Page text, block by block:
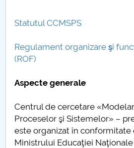
Evenimente CUP
Accesibilitate pentru studenții
privind implementarea Planului
2024
Parteneri CUP
Centrul de Consiliere și
Statutul CCMSPS
Regulament organizareşi func
(ROF)
Aspecte generale
Centrul de cercetare
Proceselor şi Sistemelor» –
este organizat în conformitate
Ministrului Educaţiei Naţionale